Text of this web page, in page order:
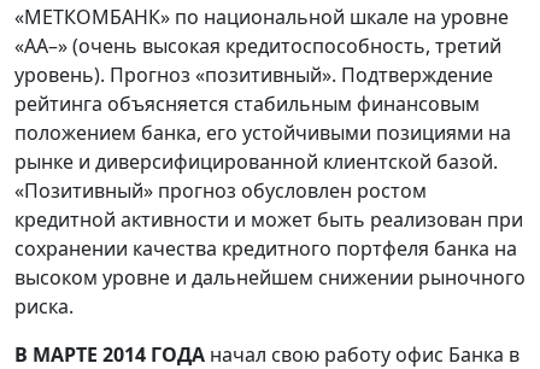
«МЕТКОМБАНК» по национальной шкале на уровне
«AA–» (очень высокая кредитоспособность, третий
уровень). Прогноз «позитивный». Подтверждение
рейтинга объясняется стабильным финансовым
положением банка, его устойчивыми позициями на
рынке и диверсифицированной клиентской базой.
«Позитивный» прогноз обусловлен ростом
кредитной активности и может быть реализован при
сохранении качества кредитного портфеля банка на
высоком уровне и дальнейшем снижении рыночного
риска.
В МАРТЕ 2014 ГОДА начал свою работу офис Банка в